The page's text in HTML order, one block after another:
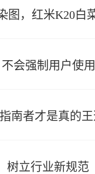
图，红米K20白
会强制用户使
南者才是真的
树立行业新规范